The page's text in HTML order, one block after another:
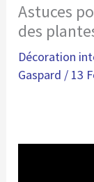
Astuces
des
Décoration
Gaspard / 13